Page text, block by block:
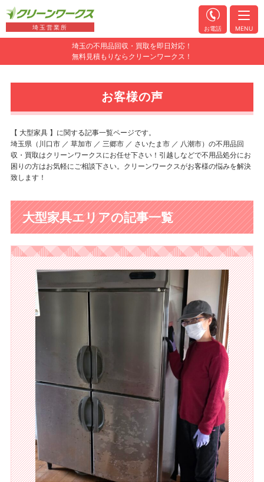
埼玉の不用品回収・買取を即日対応！
無料見積もりならクリーンワークス！
埼玉営業所 お電話 MENU
お客様の声
【 大型家具 】に関する記事一覧ページです。
埼玉県（川口市 ／ 草加市 ／ 三郷市 ／ さいたま市 ／ 八潮市）の不用品回
収・買取はクリーンワークスにお任せ下さい！引越しなどで不用品処分にお
困りの方はお気軽にご相談下さい。クリーンワークスがお客様の悩みを解決
致します！
大型家具エリアの記事一覧